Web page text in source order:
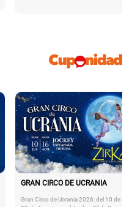
GRAN CIRCO DE UCRANIA
Gran Circo de Ucrania 2026: del 10 de